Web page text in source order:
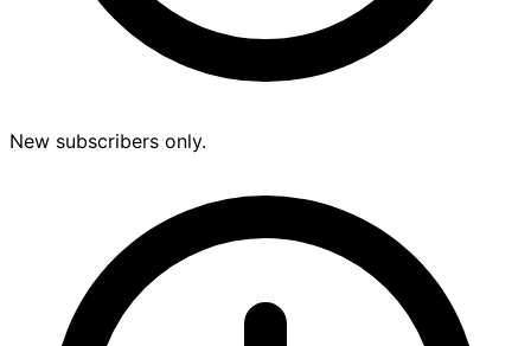
New subscribers only.